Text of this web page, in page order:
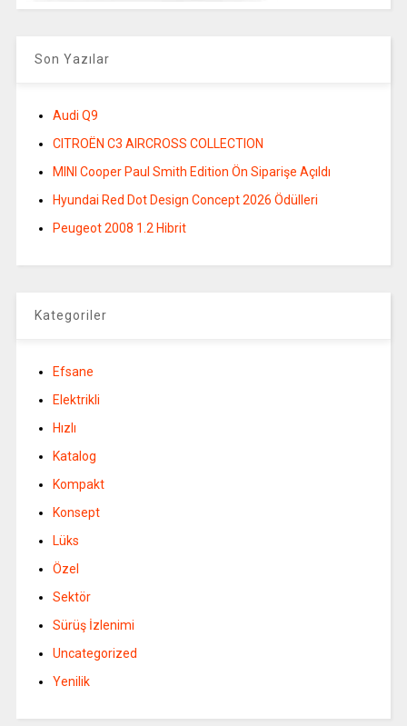
Son Yazılar
Audi Q9
CITROËN C3 AIRCROSS COLLECTION
MINI Cooper Paul Smith Edition Ön Siparişe Açıldı
Hyundai Red Dot Design Concept 2026 Ödülleri
Peugeot 2008 1.2 Hibrit
Kategoriler
Efsane
Elektrikli
Hızlı
Katalog
Kompakt
Konsept
Lüks
Özel
Sektör
Sürüş İzlenimi
Uncategorized
Yenilik